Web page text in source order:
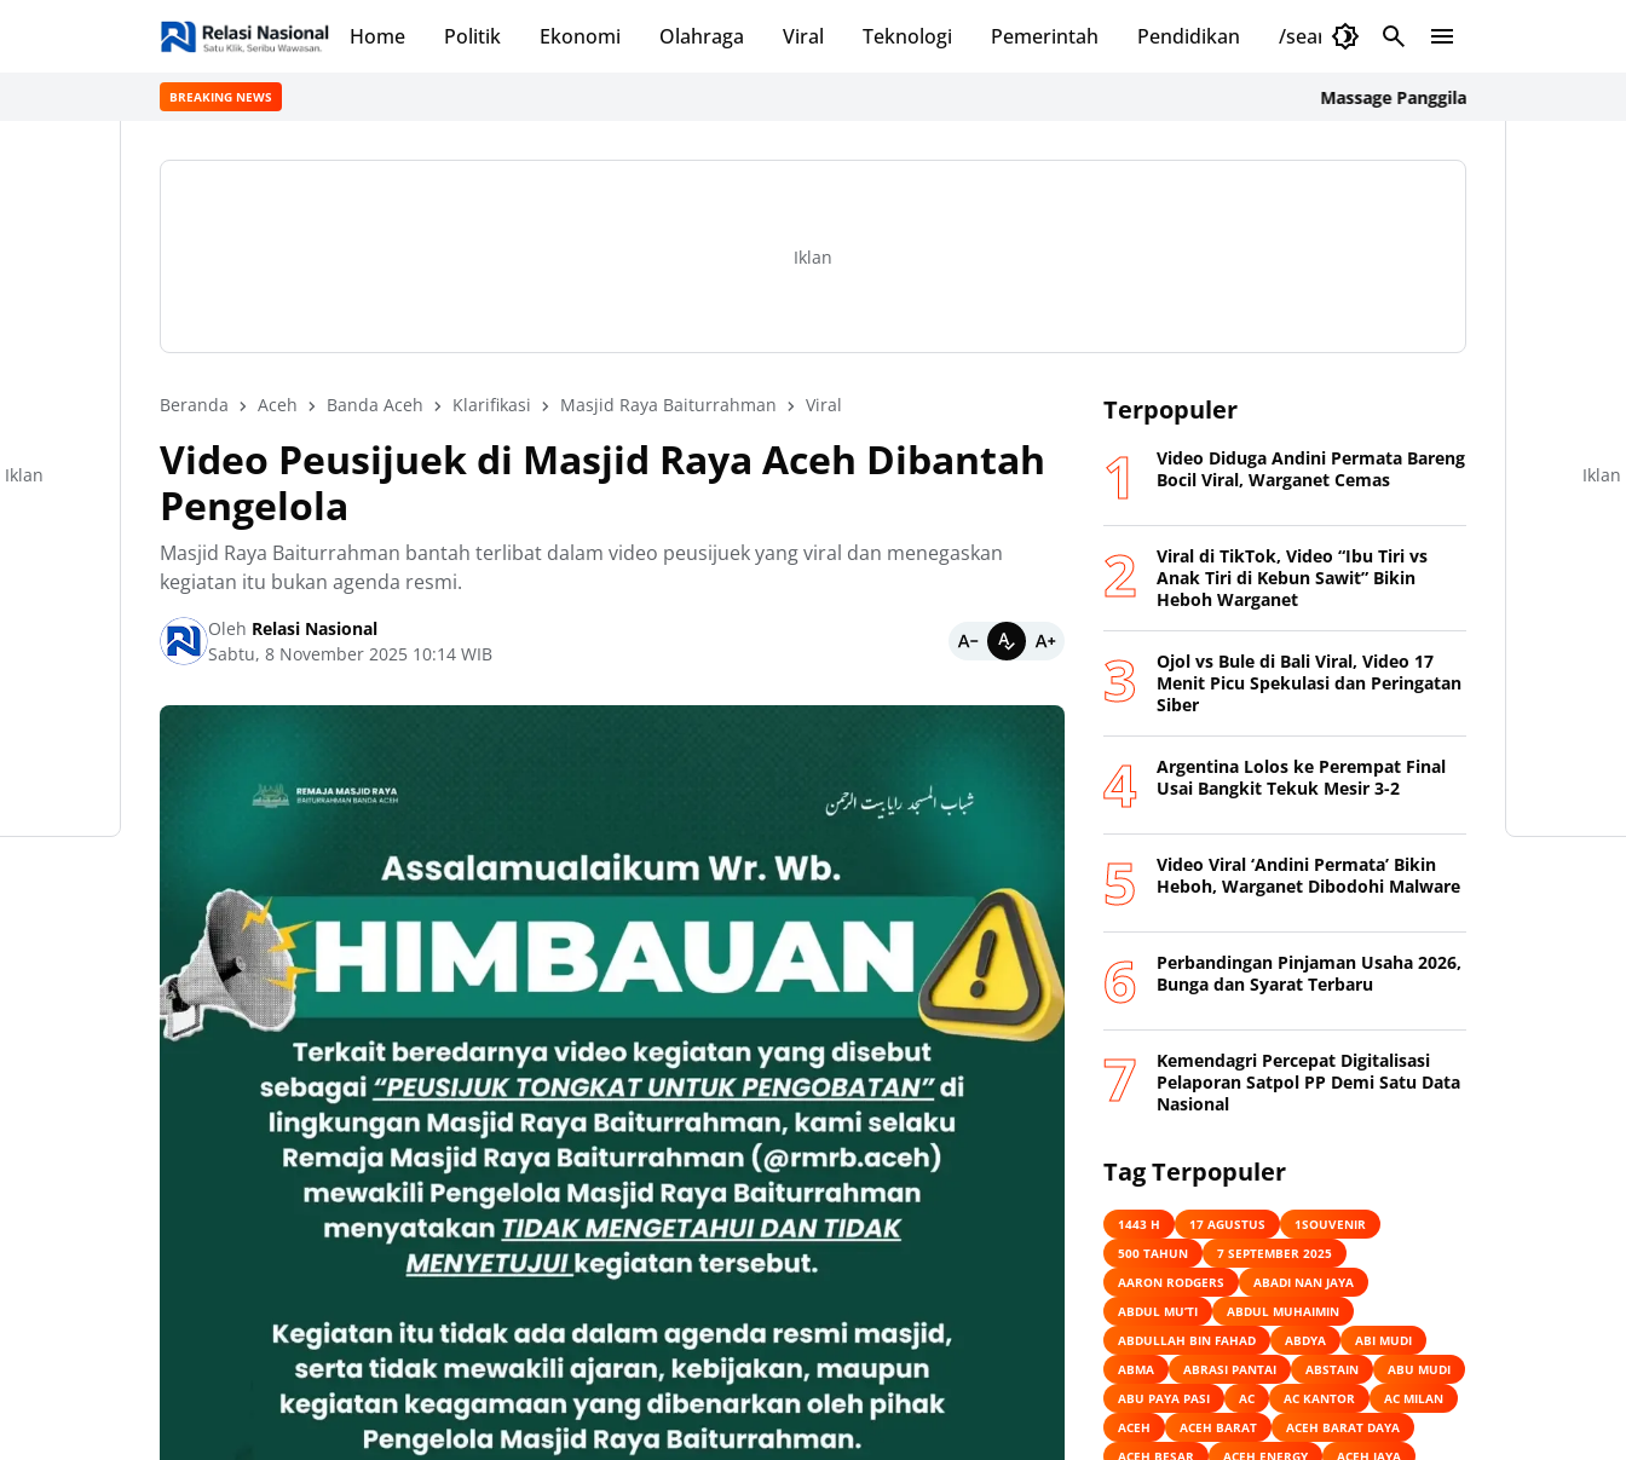
Home Politik Ekonomi Olahraga Viral Teknologi Pemerintah Pendidikan /search/label/Internasional
BREAKING NEWS Massage Panggilan untuk Karyawan CBD &
Iklan
Beranda Aceh Banda Aceh Klarifikasi Masjid Raya Baiturrahman Viral
Video Peusijuek di Masjid Raya Aceh Dibantah
Pengelola
Masjid Raya Baiturrahman bantah terlibat dalam video peusijuek yang viral dan menegaskan
kegiatan itu bukan agenda resmi.
Oleh Relasi Nasional
Sabtu, 8 November 2025 10:14 WIB
Terpopuler
Video Diduga Andini Permata Bareng
Bocil Viral, Warganet Cemas
Viral di TikTok, Video “Ibu Tiri vs
Anak Tiri di Kebun Sawit” Bikin
Heboh Warganet
Ojol vs Bule di Bali Viral, Video 17
Menit Picu Spekulasi dan Peringatan
Siber
Argentina Lolos ke Perempat Final
Usai Bangkit Tekuk Mesir 3-2
Video Viral ‘Andini Permata’ Bikin
Heboh, Warganet Dibodohi Malware
Perbandingan Pinjaman Usaha 2026,
Bunga dan Syarat Terbaru
Kemendagri Percepat Digitalisasi
Pelaporan Satpol PP Demi Satu Data
Nasional
Tag Terpopuler
1443 H 17 AGUSTUS
1SOUVENIR
500 TAHUN
7 SEPTEMBER 2025
AARON RODGERS
ABADI NAN JAYA
ABDUL MU’TI
ABDUL MUHAIMIN
ABDULLAH BIN FAHAD
ABDYA
ABI MUDI
ABMA
ABRASI PANTAI ABSTAIN
ABU MUDI
ABU PAYA PASI
AC AC KANTOR
AC MILAN
ACEH
ACEH BARAT
ACEH BARAT DAYA
ACEH BESAR
ACEH ENERGY
ACEH JAYA
Iklan Iklan